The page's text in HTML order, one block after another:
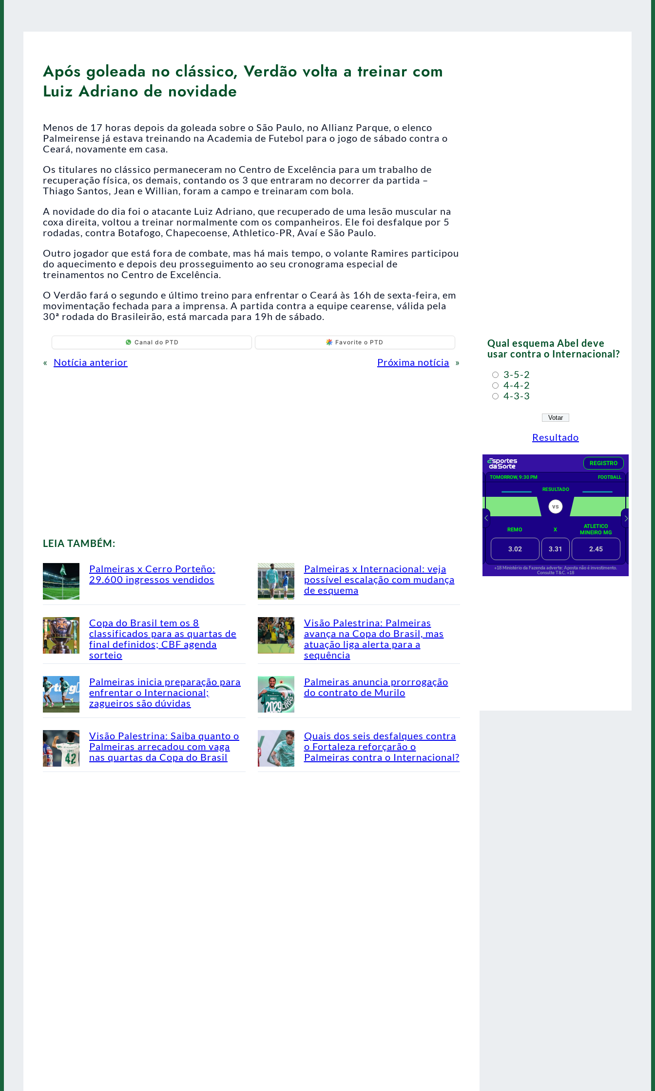
Após goleada no clássico, Verdão volta a treinar com
Luiz Adriano de novidade
Menos de 17 horas depois da goleada sobre o São Paulo, no Allianz Parque, o elenco
Palmeirense já estava treinando na Academia de Futebol para o jogo de sábado contra o
Ceará, novamente em casa.
Os titulares no clássico permaneceram no Centro de Excelência para um trabalho de
recuperação física, os demais, contando os 3 que entraram no decorrer da partida –
Thiago Santos, Jean e Willian, foram a campo e treinaram com bola.
A novidade do dia foi o atacante Luiz Adriano, que recuperado de uma lesão muscular na
coxa direita, voltou a treinar normalmente com os companheiros. Ele foi desfalque por 5
rodadas, contra Botafogo, Chapecoense, Athletico-PR, Avaí e São Paulo.
Outro jogador que está fora de combate, mas há mais tempo, o volante Ramires participou
do aquecimento e depois deu prosseguimento ao seu cronograma especial de
treinamentos no Centro de Excelência.
O Verdão fará o segundo e último treino para enfrentar o Ceará às 16h de sexta-feira, em
movimentação fechada para a imprensa. A partida contra a equipe cearense, válida pela
30ª rodada do Brasileirão, está marcada para 19h de sábado.
Canal do PTD Favorite o PTD
« Notícia anterior Próxima notícia »
LEIA TAMBÉM:
Palmeiras x Cerro Porteño:
29.600 ingressos vendidos
Palmeiras x Internacional: veja
possível escalação com mudança
de esquema
Copa do Brasil tem os 8
classificados para as quartas de
final definidos; CBF agenda
sorteio
Visão Palestrina: Palmeiras
avança na Copa do Brasil, mas
atuação liga alerta para a
sequência
Palmeiras inicia preparação para
enfrentar o Internacional;
zagueiros são dúvidas
Palmeiras anuncia prorrogação
do contrato de Murilo
Visão Palestrina: Saiba quanto o
Palmeiras arrecadou com vaga
nas quartas da Copa do Brasil
Quais dos seis desfalques contra
o Fortaleza reforçarão o
Palmeiras contra o Internacional?
Qual esquema Abel deve
usar contra o Internacional?
3-5-2
4-4-2
4-3-3
Resultado